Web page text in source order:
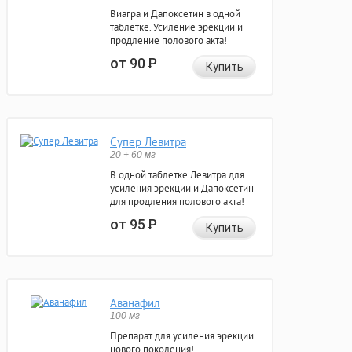
Виагра и Дапоксетин в одной
таблетке. Усиление эрекции и
продление полового акта!
от 90Р Купить
Супер Левитра
20 + 60 мг
В одной таблетке Левитра для
усиления эрекции и Дапоксетин
для продления полового акта!
от 95Р Купить
Аванафил
100 мг
Препарат для усиления эрекции